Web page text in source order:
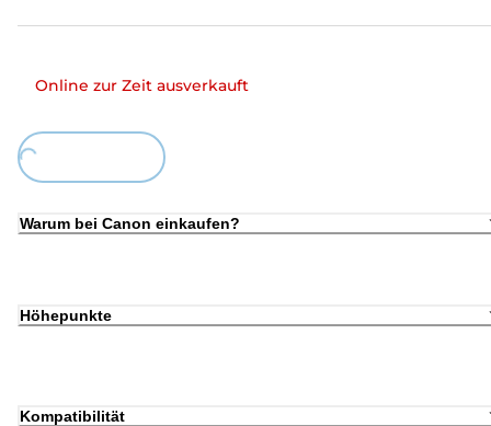
Online zur Zeit ausverkauft
Warum bei Canon einkaufen?
Höhepunkte
Kompatibilität